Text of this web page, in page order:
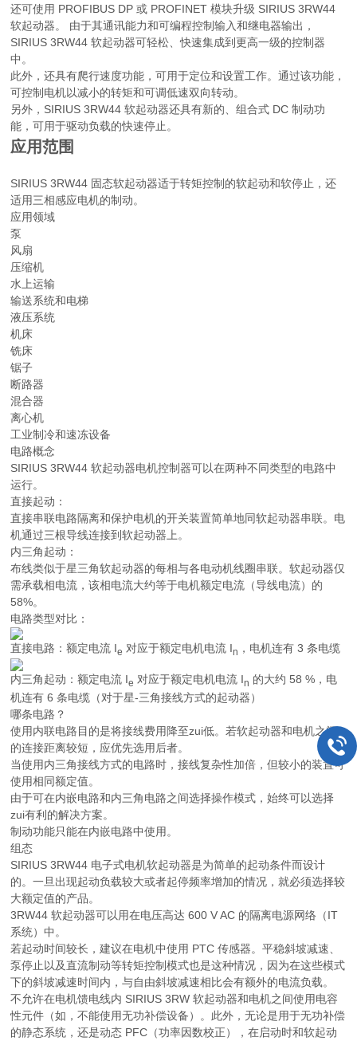
还可使用 PROFIBUS DP 或 PROFINET 模块升级 SIRIUS 3RW44
软起动器。 由于其通讯能力和可编程控制输入和继电器输出，
SIRIUS 3RW44 软起动器可轻松、快速集成到更高一级的控制器
中。
此外，还具有爬行速度功能，可用于定位和设置工作。通过该功能，
可控制电机以减小的转矩和可调低速双向转动。
另外，SIRIUS 3RW44 软起动器还具有新的、组合式 DC 制动功
能，可用于驱动负载的快速停止。
应用范围
SIRIUS 3RW44 固态软起动器适于转矩控制的软起动和软停止，还
适用三相感应电机的制动。
应用领域
泵
风扇
压缩机
水上运输
输送系统和电梯
液压系统
机床
铣床
锯子
断路器
混合器
离心机
工业制冷和速冻设备
电路概念
SIRIUS 3RW44 软起动器电机控制器可以在两种不同类型的电路中
运行。
直接起动：
直接串联电路隔离和保护电机的开关装置简单地同软起动器串联。电
机通过三根导线连接到软起动器上。
内三角起动：
布线类似于星三角软起动器的每相与各电动机线圈串联。软起动器仅
需承载相电流，该相电流大约等于电机额定电流（导线电流）的
58%。
电路类型对比：
直接电路：额定电流 Ie 对应于额定电机电流 In ，电机连有 3 条电缆
内三角起动：额定电流 Ie 对应于额定电机电流 In 的大约 58 %，电
机连有 6 条电缆（对于星-三角接线方式的起动器）
哪条电路？
使用内联电路目的是将接线费用降至zui低。若软起动器和电机之间
的连接距离较短，应优先选用后者。
当使用内三角接线方式的电路时，接线复杂性加倍，但较小的装置可
使用相同额定值。
由于可在内嵌电路和内三角电路之间选择操作模式，始终可以选择
zui有利的解决方案。
制动功能只能在内嵌电路中使用。
组态
SIRIUS 3RW44 电子式电机软起动器是为简单的起动条件而设计
的。一旦出现起动负载较大或者起停频率增加的情况，就必须选择较
大额定值的产品。
3RW44 软起动器可以用在电压高达 600 V AC 的隔离电源网络（IT
系统）中。
若起动时间较长，建议在电机中使用 PTC 传感器。平稳斜坡减速、
泵停止以及直流制动等转矩控制模式也是这种情况，因为在这些模式
下的斜坡减速时间内，与自由斜坡减速相比会有额外的电流负载。
不允许在电机馈电线内 SIRIUS 3RW 软起动器和电机之间使用电容
性元件（如，不能使用无功补偿设备）。此外，无论是用于无功补偿
的静态系统，还是动态 PFC（功率因数校正），在启动时和软起动